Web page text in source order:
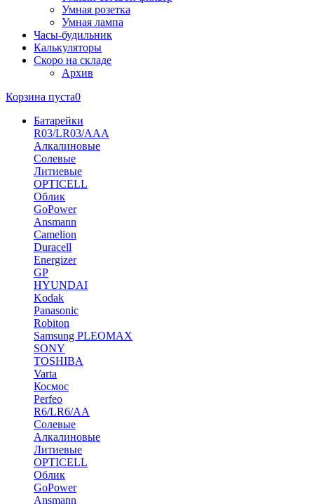
Умная розетка
Умная лампа
Часы-будильник
Калькуляторы
Скоро на складе
Архив
Корзина пуста0
Батарейки
R03/LR03/AAA
Алкалиновые
Солевые
Литиевые
OPTICELL
Облик
GoPower
Ansmann
Camelion
Duracell
Energizer
GP
HYUNDAI
Kodak
Panasonic
Robiton
Samsung PLEOMAX
SONY
TOSHIBA
Varta
Космос
Perfeo
R6/LR6/AA
Солевые
Алкалиновые
Литиевые
OPTICELL
Облик
GoPower
Ansmann